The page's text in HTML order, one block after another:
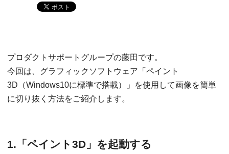
プロダクトサポートグループの藤田です。
今回は、グラフィックソフトウェア「ペイント
3D（Windows10に標準で搭載）」を使用して画像を簡単
に切り抜く方法をご紹介します。
1.「ペイント3D」を起動する